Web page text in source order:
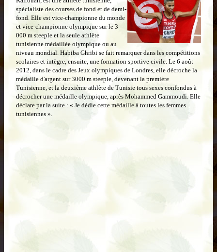
spécialiste des courses de fond et de demi-
fond. Elle est vice-championne du monde
et vice-championne olympique sur le 3
000 m steeple et la seule athlète
tunisienne médaillée olympique ou au
niveau mondial. Habiba Ghribi se fait remarquer dans les compétitions
scolaires et intègre, ensuite, une formation sportive civile. Le 6 août
2012, dans le cadre des Jeux olympiques de Londres, elle décroche la
médaille d'argent sur 3000 m steeple, devenant la première
Tunisienne, et la deuxième athlète de Tunisie tous sexes confondus à
décrocher une médaille olympique, après Mohammed Gammoudi. Elle
déclare par la suite : « Je dédie cette médaille à toutes les femmes
tunisiennes ».